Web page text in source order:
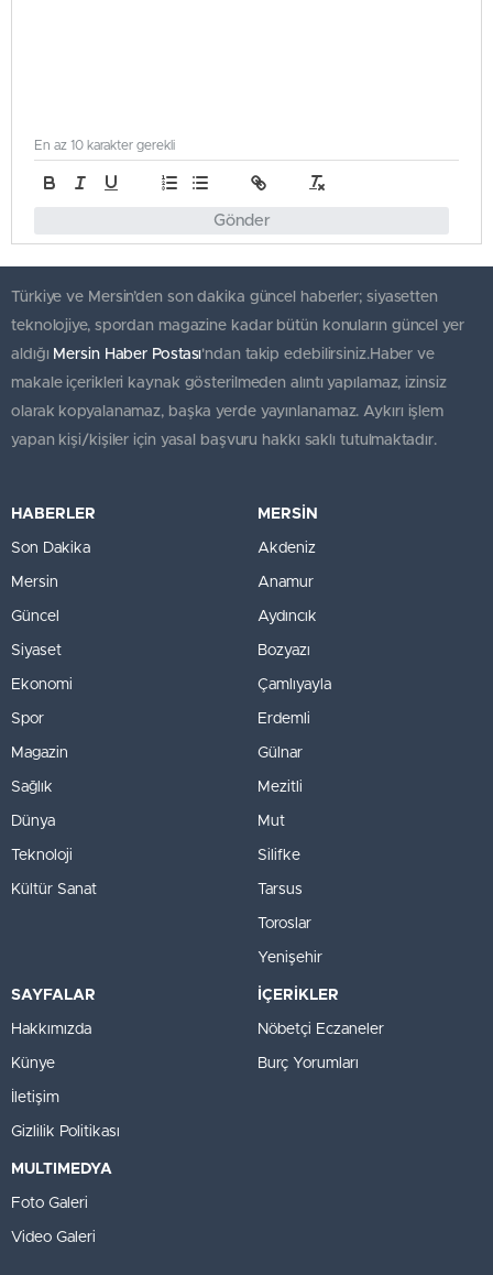
Gönder
En az 10 karakter gerekli
Türkiye ve Mersin’den son dakika güncel haberler; siyasetten
teknolojiye, spordan magazine kadar bütün konuların güncel yer
aldığı Mersin Haber Postası'ndan takip edebilirsiniz.Haber ve
makale içerikleri kaynak gösterilmeden alıntı yapılamaz, izinsiz
olarak kopyalanamaz, başka yerde yayınlanamaz. Aykırı işlem
yapan kişi/kişiler için yasal başvuru hakkı saklı tutulmaktadır.
HABERLER
Son Dakika
Mersin
Güncel
Siyaset
Ekonomi
Spor
Magazin
Sağlık
Dünya
Teknoloji
Kültür Sanat
MERSİN
Akdeniz
Anamur
Aydıncık
Bozyazı
Çamlıyayla
Erdemli
Gülnar
Mezitli
Mut
Silifke
Tarsus
Toroslar
Yenişehir
SAYFALAR
Hakkımızda
Künye
İletişim
Gizlilik Politikası
İÇERİKLER
Nöbetçi Eczaneler
Burç Yorumları
MULTIMEDYA
Foto Galeri
Video Galeri